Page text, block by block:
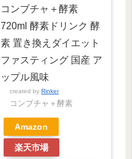
コンブチャ＋酵素
720ml 酵素ドリンク 酵
素 置き換えダイエット
ファスティング 国産 ア
ップル風味
created by Rinker
コンブチャ＋酵素
Amazon
楽天市場